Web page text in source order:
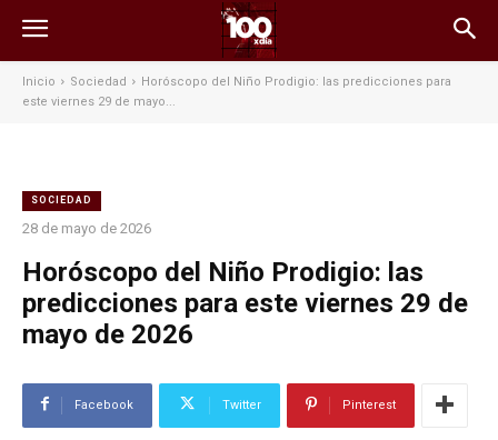
Inicio Sociedad
Horóscopo del Niño Prodigio: las predicciones para
este viernes 29 de mayo...
SOCIEDAD
28 de mayo de 2026
Horóscopo del Niño Prodigio: las
predicciones para este viernes 29 de
mayo de 2026
Facebook Twitter Pinterest